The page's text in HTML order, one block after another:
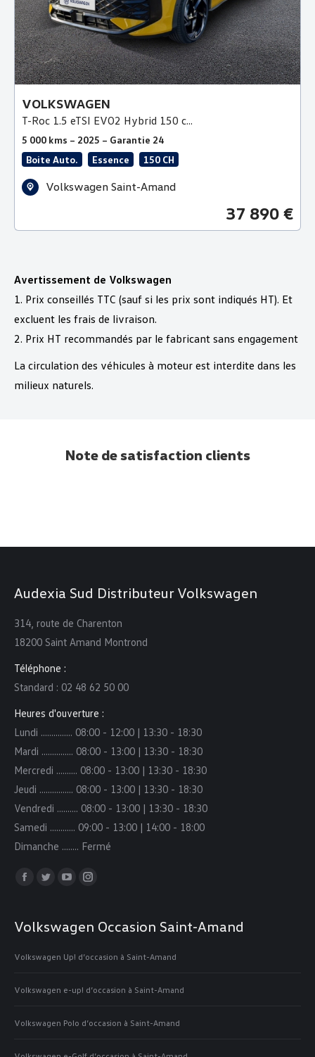
VOLKSWAGEN
T-Roc 1.5 eTSI EVO2 Hybrid 150 c...
5 000 kms – 2025 – Garantie 24
Boite Auto.
Essence 150 CH
Volkswagen Saint-Amand
37 890 €
Avertissement de Volkswagen
1. Prix conseillés TTC (sauf si les prix sont indiqués HT). Et
excluent les frais de livraison.
2. Prix HT recommandés par le fabricant sans engagement
La circulation des véhicules à moteur est interdite dans les
milieux naturels.
Note de satisfaction clients
Audexia Sud Distributeur Volkswagen
314, route de Charenton
18200 Saint Amand Montrond
Téléphone :
Standard : 02 48 62 50 00
Heures d'ouverture :
Lundi ……...…… 08:00 - 12:00 | 13:30 - 18:30
Mardi …………… 08:00 - 13:00 | 13:30 - 18:30
Mercredi ………. 08:00 - 13:00 | 13:30 - 18:30
Jeudi ………….... 08:00 - 13:00 | 13:30 - 18:30
Vendredi …..….. 08:00 - 13:00 | 13:30 - 18:30
Samedi …..……. 09:00 - 13:00 | 14:00 - 18:00
Dimanche ..…… Fermé
Trouvez nous sur :
Facebook
opens
new
Twitter
new
YouTube
new
Instagram
opens
new
Volkswagen Occasion Saint-Amand
Volkswagen Up! d’occasion à Saint-Amand
Volkswagen e-up! d’occasion à Saint-Amand
Volkswagen Polo d’occasion à Saint-Amand